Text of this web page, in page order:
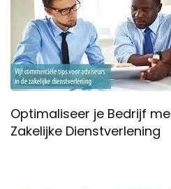
Optimaliseer je Bedrijf
Zakelijke Dienstverlening